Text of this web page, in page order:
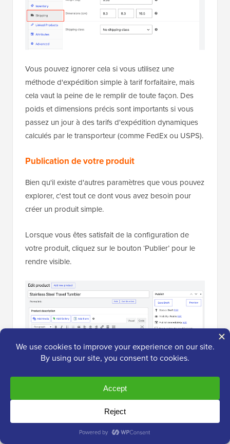
Vous pouvez ignorer cela si vous utilisez une
méthode d'expédition simple à tarif forfaitaire, mais
cela vaut la peine de le remplir de toute façon. Des
poids et dimensions précis sont importants si vous
passez un jour à des tarifs d'expédition dynamiques
calculés par le transporteur (comme FedEx ou USPS).
Publication de votre produit
Bien qu'il existe d'autres paramètres que vous pouvez
explorer, c'est tout ce dont vous avez besoin pour
créer un produit simple.
Lorsque vous êtes satisfait de la configuration de
votre produit, cliquez sur le bouton ‘Publier’ pour le
rendre visible.
Vous pouvez maintenant simplement répéter ces
Étape 6 : Configurer les paiements, les
taxes et l'expédition